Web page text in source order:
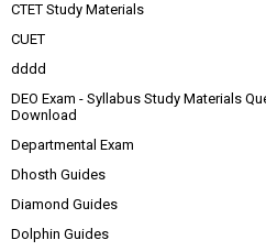
CTET Study Materials
CUET
dddd
DEO Exam - Syllabus Study Materials
Download
Departmental Exam
Dhosth Guides
Diamond Guides
Dolphin Guides